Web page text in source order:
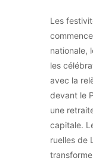
Les
nationale,
les
avec la
devant le
une
capitale.
ruelles de